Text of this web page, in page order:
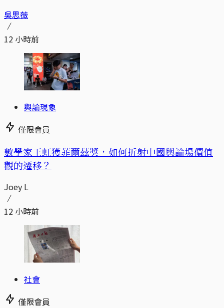
吳思薇
12 小時前
輿論現象
僅限會員
數學家王虹獲菲爾茲獎，如何折射中國輿論場價值
觀的遷移？
Joey L
12 小時前
社會
僅限會員